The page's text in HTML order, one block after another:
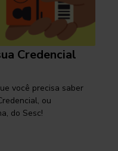
Credencial
você precisa saber
ou
do Sesc!